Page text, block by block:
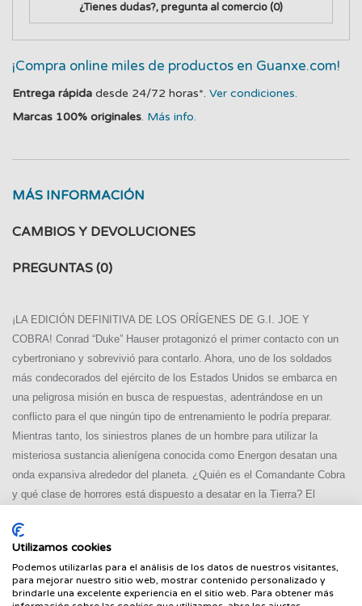
¿Tienes dudas?, pregunta al comercio(0)
¡Compra online miles de productos en Guanxe.com!
Entrega rápida desde 24/72 horas*. Ver condiciones.
Marcas 100% originales. Más info.
MÁS INFORMACIÓN
CAMBIOS Y DEVOLUCIONES
PREGUNTAS (0)
¡LA EDICIÓN DEFINITIVA DE LOS ORÍGENES DE G.I. JOE Y
COBRA! Conrad “Duke” Hauser protagonizó el primer contacto con un
cybertroniano y sobrevivió para contarlo. Ahora, uno de los soldados
más condecorados del ejército de los Estados Unidos se embarca en
una peligrosa misión en busca de respuestas, adentrándose en un
conflicto para el que ningún tipo de entrenamiento le podría preparar.
Mientras tanto, los siniestros planes de un hombre para utilizar la
misteriosa sustancia alienígena conocida como Energon desatan una
onda expansiva alrededor del planeta. ¿Quién es el Comandante Cobra
y qué clase de horrores está dispuesto a desatar en la Tierra? El
forma equipo creativo con los dibujantes Tom Reilly y Andrea Milana
para presentar a dos de las facciones más poderosas del Universo
Energon, donde conviven Transformers y G.I. Joe.
Utilizamos cookies
Podemos utilizarlas para el análisis de los datos de nuestros visitantes,
para mejorar nuestro sitio web, mostrar contenido personalizado y
brindarle una excelente experiencia en el sitio web. Para obtener más